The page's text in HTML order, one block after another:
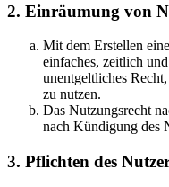
2. Einräumung von
Mit dem Erstellen
einfaches, zeitlich
unentgeltliches
zu nutzen.
Das Nutzungsrecht
nach Kündigung des
3. Pflichten des